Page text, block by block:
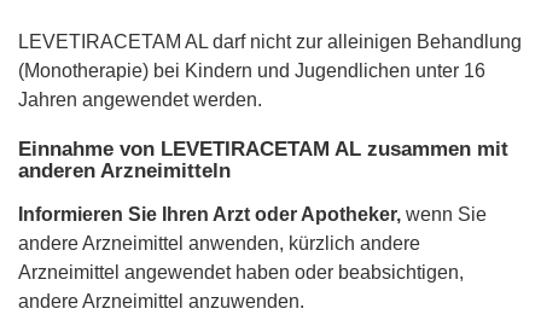
LEVETIRACETAM AL darf nicht zur alleinigen Behandlung
(Monotherapie) bei Kindern und Jugendlichen unter 16
Jahren angewendet werden.
Einnahme von LEVETIRACETAM AL zusammen mit
anderen Arzneimitteln
Informieren Sie Ihren Arzt oder Apotheker, wenn Sie
andere Arzneimittel anwenden, kürzlich andere
Arzneimittel angewendet haben oder beabsichtigen,
andere Arzneimittel anzuwenden.